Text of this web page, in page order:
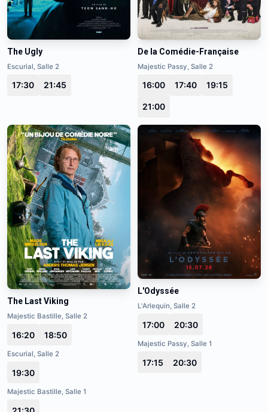
The Ugly
Escurial, Salle 2
17:30 21:45
De la Comédie-Française
Majestic Passy, Salle 2
16:00 17:40 19:15
21:00
The Last Viking
Majestic Bastille, Salle 2
16:20 18:50
Escurial, Salle 2
19:30
Majestic Bastille, Salle 1
L'Odyssée
L'Arlequin, Salle 2
17:00 20:30
Majestic Passy, Salle 1
17:15 20:30